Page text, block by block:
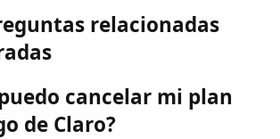
relacionadas
cancelar mi plan
de Claro?